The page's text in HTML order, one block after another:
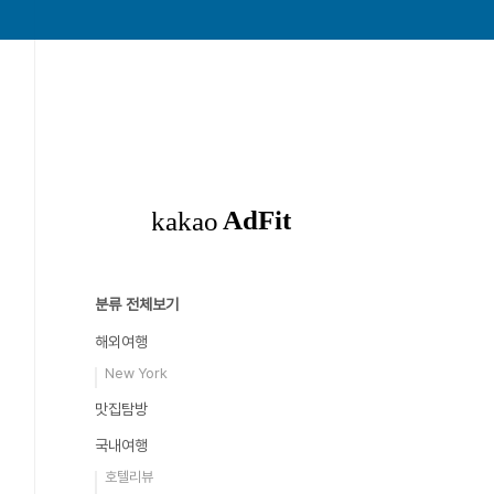
분류 전체보기
해외여행
New York
맛집탐방
국내여행
호텔리뷰